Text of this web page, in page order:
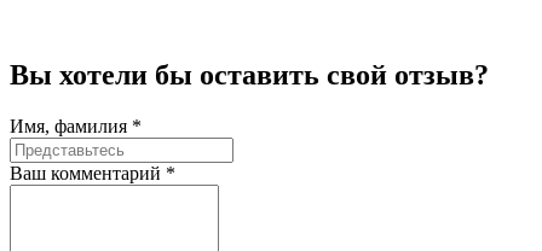
Вы хотели бы оставить свой отзыв?
Имя, фамилия *
Ваш комментарий *